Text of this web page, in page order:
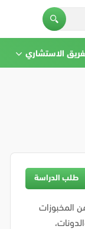
الاستشاري
طلب الدراسة
المخبوزات